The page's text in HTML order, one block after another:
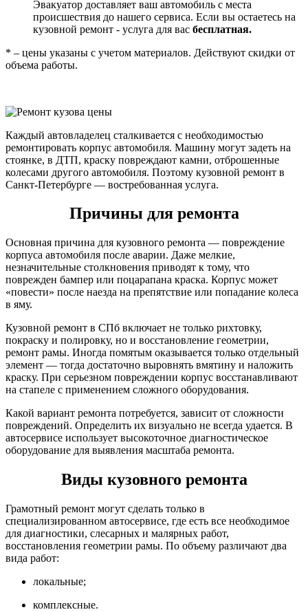
Эвакуатор доставляет ваш автомобиль с места
происшествия до нашего сервиса. Если вы остаетесь на
кузовной ремонт - услуга для вас бесплатная.
* – цены указаны с учетом материалов. Действуют скидки от
объема работы.
Каждый автовладелец сталкивается с необходимостью
ремонтировать корпус автомобиля. Машину могут задеть на
стоянке, в ДТП, краску повреждают камни, отброшенные
колесами другого автомобиля. Поэтому кузовной ремонт в
Санкт-Петербурге — востребованная услуга.
Причины для ремонта
Основная причина для кузовного ремонта — повреждение
корпуса автомобиля после аварии. Даже мелкие,
незначительные столкновения приводят к тому, что
поврежден бампер или поцарапана краска. Корпус может
«повести» после наезда на препятствие или попадание колеса
в яму.
Кузовной ремонт в СПб включает не только рихтовку,
покраску и полировку, но и восстановление геометрии,
ремонт рамы. Иногда помятым оказывается только отдельный
элемент — тогда достаточно выровнять вмятину и наложить
краску. При серьезном повреждении корпус восстанавливают
на стапеле с применением сложного оборудования.
Какой вариант ремонта потребуется, зависит от сложности
повреждений. Определить их визуально не всегда удается. В
автосервисе использует высокоточное диагностическое
оборудование для выявления масштаба ремонта.
Виды кузовного ремонта
Грамотный ремонт могут сделать только в
специализированном автосервисе, где есть все необходимое
для диагностики, слесарных и малярных работ,
восстановления геометрии рамы. По объему различают два
вида работ:
локальные;
комплексные.